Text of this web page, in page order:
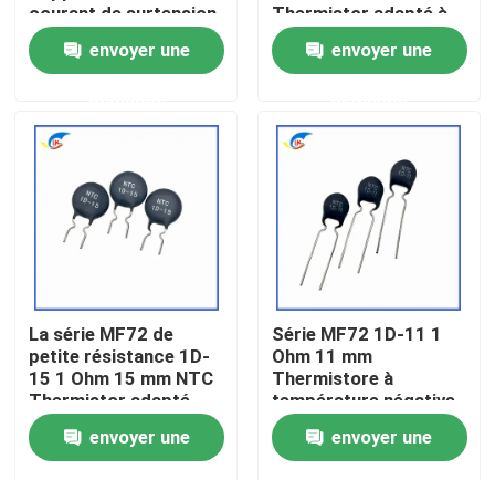
Produits
Visite de l'usine
Contrôle de la qualité
Nous contacter
Nouvelles
courant de surtension
NTC Thermistor
adapté à l'alimentation
électrique à haute
envoyer une
Thermistor adapté à
la commutation de
l'alimentation Audio
amplificateur
envoyer une
La série MF72 de
petite résistance 1D-
15 1 Ohm 15 mm NTC
Thermistor adapté
pour la commutation
de l'adaptateur de
puissance
envoyer une
Série MF72 1D-11 1
Ohm 11 mm
Thermistore à
température négative
pour l'alimentation
électriqueenvoyer une